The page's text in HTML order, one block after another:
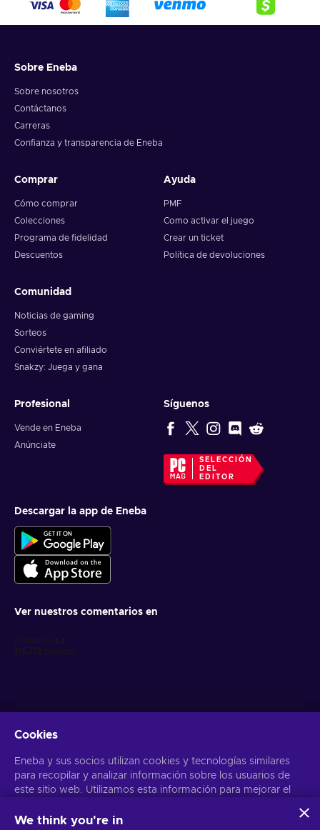
Sobre Eneba
Sobre nosotros
Contáctanos
Carreras
Confianza y transparencia de Eneba
Comprar
Cómo comprar
Colecciones
Programa de fidelidad
Descuentos
Ayuda
PMF
Como activar el juego
Crear un ticket
Política de devoluciones
Comunidad
Noticias de gaming
Sorteos
Conviértete en afiliado
Snakzy: Juega y gana
Profesional
Vende en Eneba
Anúnciate
Síguenos
SELECCIÓN
DEL
EDITOR
Descargar la app de Eneba
Ver nuestros comentarios en
Obtén ofertas personalizadas de videojuegos
Suscribirse
Puedes darte de baja en cualquier momento. Visita el apartadoAviso
Cookies
Eneba y sus socios utilizan cookies y tecnologías similares
para recopilar y analizar información sobre los usuarios de
este sitio web. Utilizamos esta información para mejorar el
personales también pueden emplearse para personalizar los
We think you're in